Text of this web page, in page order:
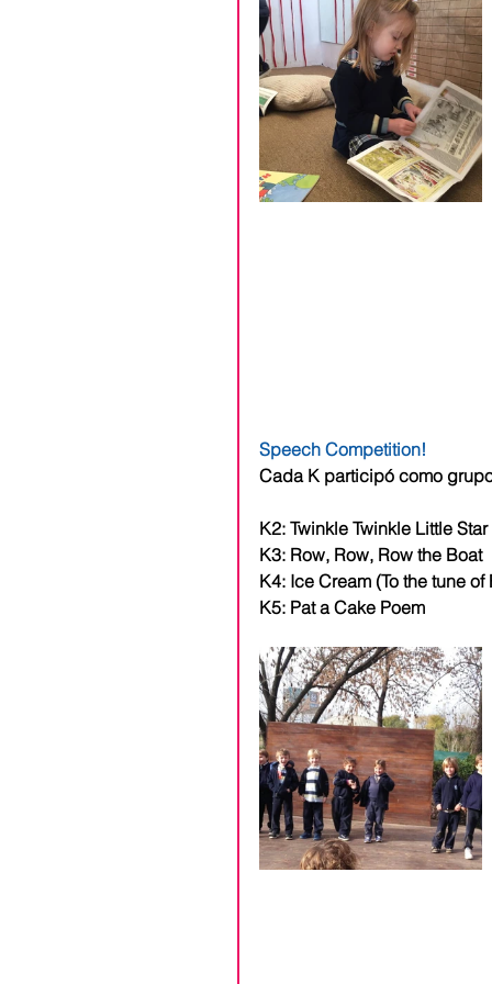
Speech Competition!
Cada K participó como
K2: Twinkle Twinkle Little Star
K3: Row, Row, Row the Boat
K4: Ice Cream (To the tune
K5: Pat a Cake Poem